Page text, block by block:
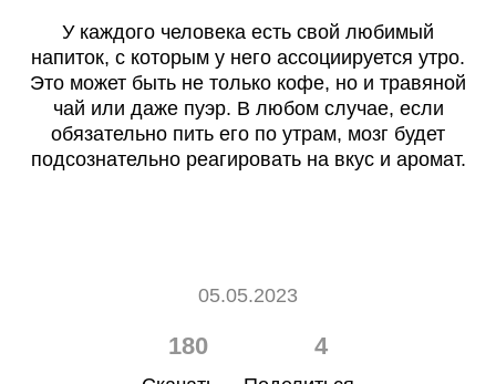
У каждого человека есть свой любимый
напиток, с которым у него ассоциируется утро.
Это может быть не только кофе, но и травяной
чай или даже пуэр. В любом случае, если
обязательно пить его по утрам, мозг будет
подсознательно реагировать на вкус и аромат.
05.05.2023
180 4